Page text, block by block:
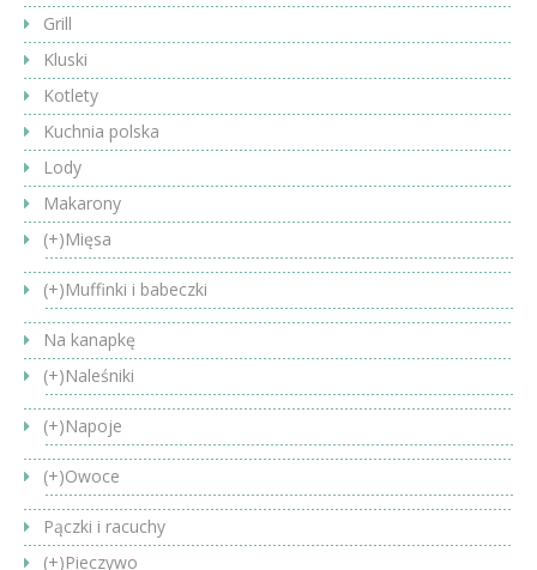
Grill
Kluski
Kotlety
Kuchnia polska
Lody
Makarony
(+)Mięsa
(+)Muffinki i babeczki
Na kanapkę
(+)Naleśniki
(+)Napoje
(+)Owoce
Pączki i racuchy
(+)Pieczywo